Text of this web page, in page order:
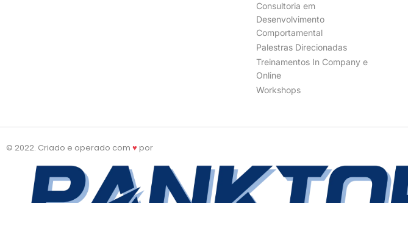
Consultoria em
Desenvolvimento
Comportamental
Palestras Direcionadas
Treinamentos In Company e
Online
Workshops
© 2022. Criado e operado com ♥ por